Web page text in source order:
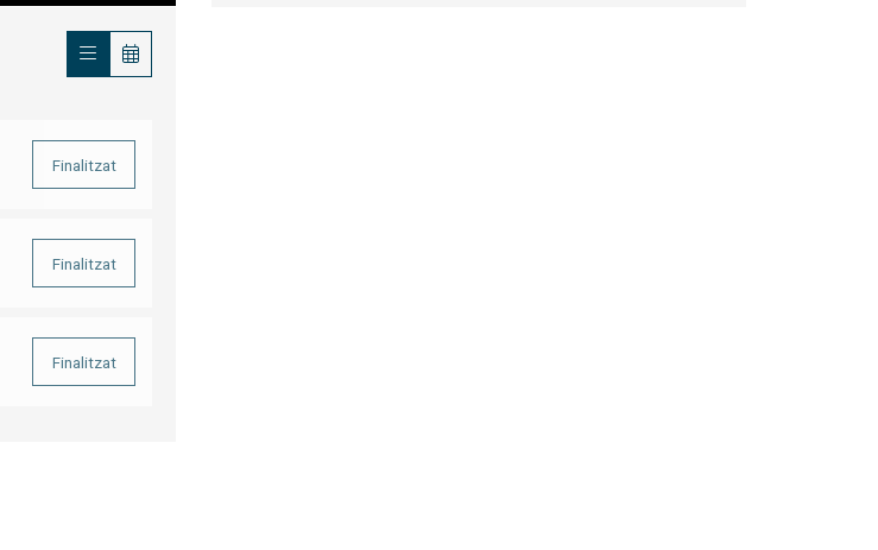
Finalitzat
Finalitzat
Finalitzat